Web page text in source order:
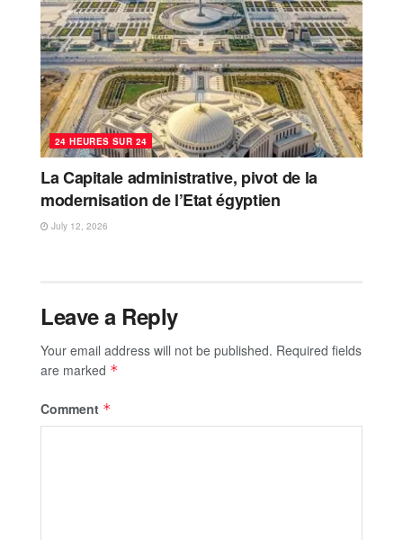
24 HEURES SUR 24
La Capitale administrative, pivot de la
modernisation de l’Etat égyptien
July 12, 2026
Leave a Reply
Your email address will not be published. Required fields
are marked *
Comment *